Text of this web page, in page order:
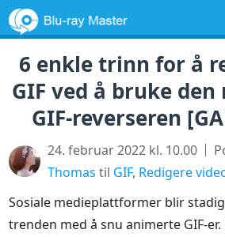
6 enkle trinn for å
GIF ved å bruke
GIF-reverseren
24. februar 2022 kl. 10.00
Thomas til GIF, Redigere
Sosiale medieplattformer blir
trenden med å snu animerte GIF-